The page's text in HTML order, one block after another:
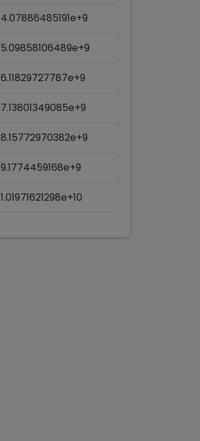
4.07886485191e+9
5.09858106489e+9
6.11829727787e+9
7.13801349085e+9
8.15772970382e+9
9.1774459168e+9
1.01971621298e+10